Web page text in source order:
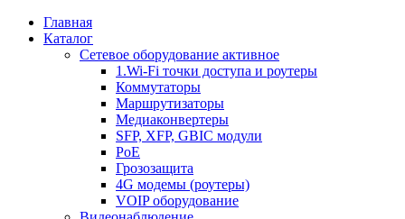
Главная
Каталог
Сетевое оборудование активное
1.Wi-Fi точки доступа и роутеры
Коммутаторы
Маршрутизаторы
Медиаконвертеры
SFP, XFP, GBIC модули
PoE
Грозозащита
4G модемы (роутеры)
VOIP оборудование